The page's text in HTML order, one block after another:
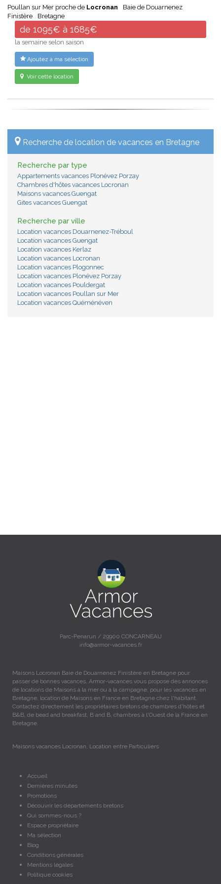
Poullan sur Mer proche de Locronan
Baie de Douarnenez
Finistère
Bretagne
de 1095€ à 1685€
la semaine selon saison
Ajoutez à ma sélection
Voir cette location
Recherche de location de vacances en Bretagne
Recherche par type
Appartements vacances Plonévez Porzay
Chambres d'hôtes vacances Locronan
Maisons vacances Guengat
Gites vacances Guengat
Recherche par ville
Location vacances Douarnenez-Tréboul
Location vacances Guengat
Location vacances Kerlaz
Location vacances Locronan
Location vacances Plogonnec
Location vacances Plonévez Porzay
Location vacances Pouldergat
Location vacances Poullan sur Mer
Location vacances Quéménéven
Parc-Penarun / 29900 CONCARNEAU
info@armor-vacances.fr
Maisons Locronan Baie de Douarnenez Finistère en Bretagne pour
passer de bonnes vacances, Armor-vacances vous propose des annonces
de locations de Maisons à la mer ou à la campagne, pour les vacances en
Bretagne, location de Maisons en France en Bretagne chez l'habitant.
Contactez directement les propriétaires bretons de chambres d'hôtes et
B&B, de bead and breakfast, B and B, chambres à l'Ouest de la France en
Bretagne.
Maisons vacances Locronan, Location entre Particuliers
Accueil
Dernières minutes
Promotions
Découvrir les départements bretons
Qui sommes-nous ?
Espace propriétaire
Ma sélection
Blog
Conditions générales
Mentions légales
Politique cookies